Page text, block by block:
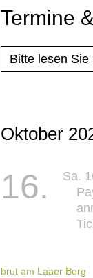
Termine
Bitte lesen
Oktober
16.
Sa.
brut am Laaer Berg